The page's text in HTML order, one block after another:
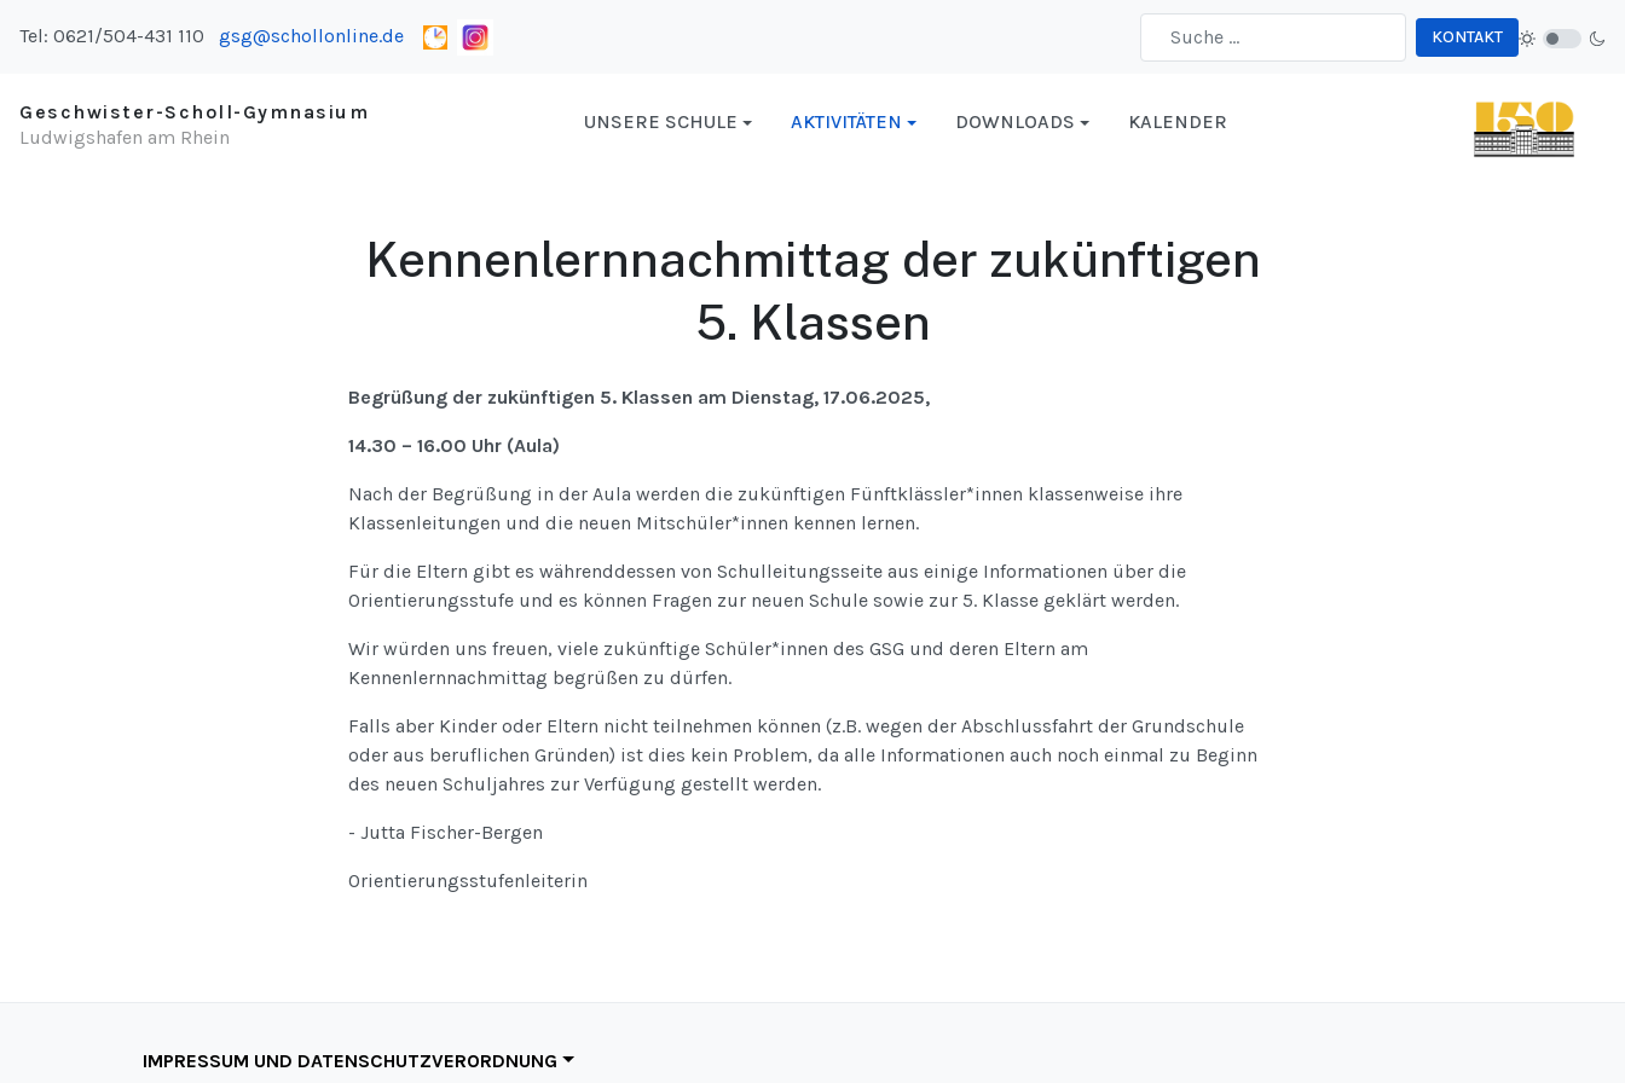
Tel: 0621/504-431 110 gsg@schollonline.de
KONTAKT
Geschwister-Scholl-Gymnasium
Ludwigshafen am Rhein
UNSERE SCHULE AKTIVITÄTEN DOWNLOADS KALENDER
Kennenlernnachmittag der zukünftigen
5. Klassen
Begrüßung der zukünftigen 5. Klassen am Dienstag, 17.06.2025,
14.30 – 16.00 Uhr (Aula)
Nach der Begrüßung in der Aula werden die zukünftigen Fünftklässler*innen klassenweise ihre
Klassenleitungen und die neuen Mitschüler*innen kennen lernen.
Für die Eltern gibt es währenddessen von Schulleitungsseite aus einige Informationen über die
Orientierungsstufe und es können Fragen zur neuen Schule sowie zur 5. Klasse geklärt werden.
Wir würden uns freuen, viele zukünftige Schüler*innen des GSG und deren Eltern am
Kennenlernnachmittag begrüßen zu dürfen.
Falls aber Kinder oder Eltern nicht teilnehmen können (z.B. wegen der Abschlussfahrt der Grundschule
oder aus beruflichen Gründen) ist dies kein Problem, da alle Informationen auch noch einmal zu Beginn
des neuen Schuljahres zur Verfügung gestellt werden.
- Jutta Fischer-Bergen
Orientierungsstufenleiterin
IMPRESSUM UND DATENSCHUTZVERORDNUNG